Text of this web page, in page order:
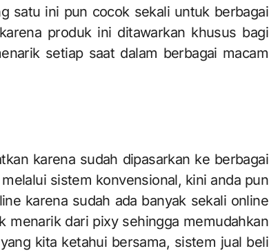
satu ini pun cocok sekali untuk berbagai
produk ini ditawarkan khusus bagi
setiap saat dalam berbagai macam
karena sudah dipasarkan ke berbagai
sistem konvensional, kini anda pun
karena sudah ada banyak sekali online
menarik dari pixy sehingga memudahkan
kita ketahui bersama, sistem jual beli